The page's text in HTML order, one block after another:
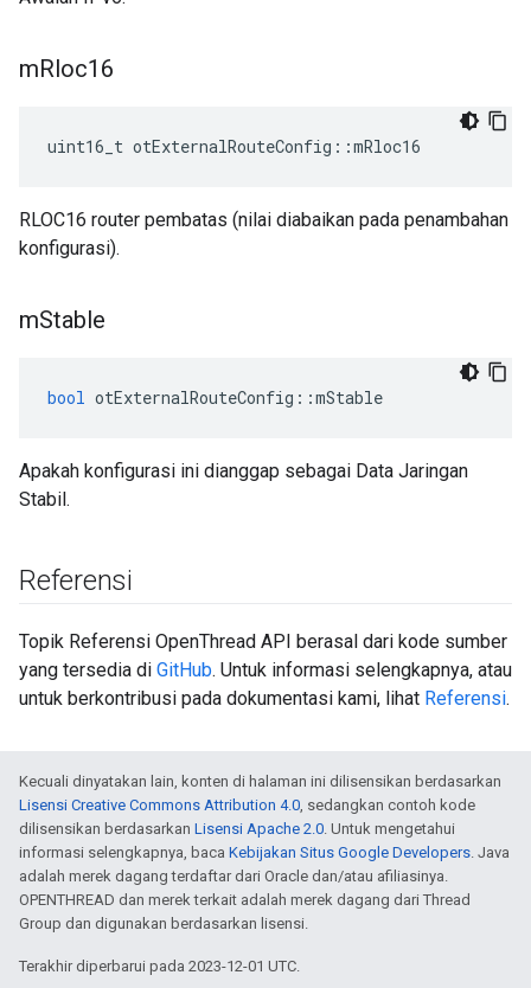
mRloc16
uint16_t otExternalRouteConfig ::mRloc16
RLOC16 router pembatas (nilai diabaikan pada penambahan
konfigurasi).
mStable
bool otExternalRouteConfig ::mStable
Apakah konfigurasi ini dianggap sebagai Data Jaringan
Stabil.
Referensi
Topik Referensi OpenThread API berasal dari kode sumber
yang tersedia di GitHub. Untuk informasi selengkapnya, atau
untuk berkontribusi pada dokumentasi kami, lihat Referensi.
Kecuali dinyatakan lain, konten di halaman ini dilisensikan berdasarkan
Lisensi Creative Commons Attribution 4.0, sedangkan contoh kode
dilisensikan berdasarkan Lisensi Apache 2.0. Untuk mengetahui
informasi selengkapnya, baca Kebijakan Situs Google Developers. Java
adalah merek dagang terdaftar dari Oracle dan/atau afiliasinya.
OPENTHREAD dan merek terkait adalah merek dagang dari Thread
Group dan digunakan berdasarkan lisensi.
Terakhir diperbarui pada 2023-12-01 UTC.